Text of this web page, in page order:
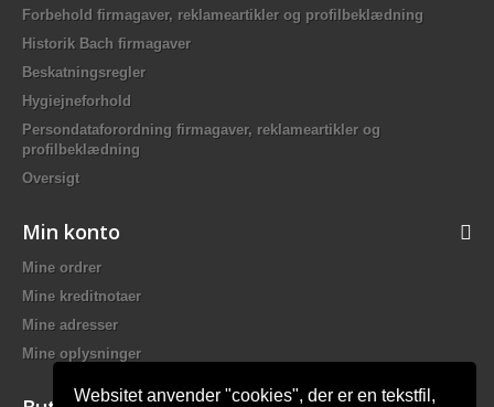
Websitet anvender "cookies", der er en tekstfil,
Forbehold firmagaver, reklameartikler og profilbeklædning
Historik Bach firmagaver
Beskatningsregler
Hygiejneforhold
Persondataforordning firmagaver, reklameartikler og
profilbeklædning
Oversigt
Min konto
Mine ordrer
Mine kreditnotaer
Mine adresser
Mine oplysninger